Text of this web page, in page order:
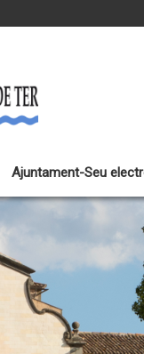
Ajuntament-Seu